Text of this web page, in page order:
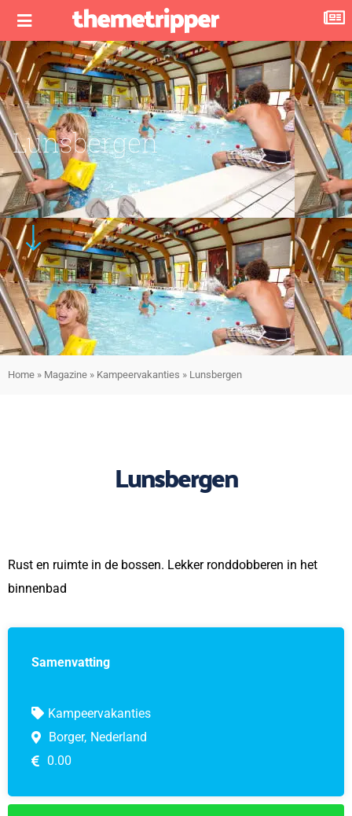
Lunsbergen
Home » Magazine » Kampeervakanties » Lunsbergen
Lunsbergen
Rust en ruimte in de bossen. Lekker ronddobberen in het
binnenbad
Samenvatting
Kampeervakanties
Borger, Nederland
0.00